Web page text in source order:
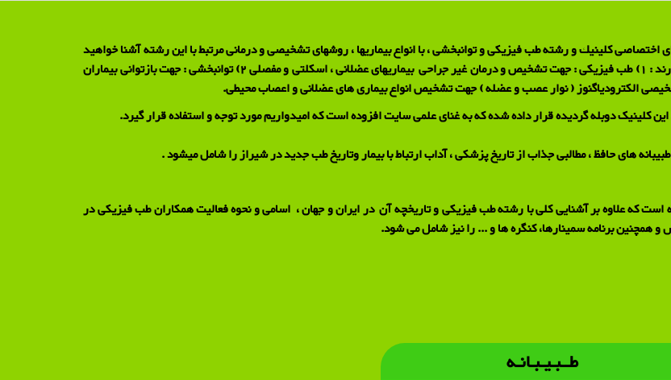
اختصاصی كلینیك و رشته طب فیزیكی و توانبخشی ، با انواع بیماریها ، روشهای تشخیصی و درمانی مرتبط با این رشته آشنا خواهید
شد .بطور کلی متخصصین طب فیزیکی و توانبخشی در سه زمینه فعالیت دارند : 1) طب فیزیکی : جهت تشخیص و درمان غیر جراحی بیماریهای عضلانی ، اسکلتی و مفصلی 2) توانبخشی : جهت بازتوانی بیماران
کلینیک دوبله گردیده قرار داده شده که به غنای علمی سایت افزوده است که امیدواریم مورد توجه و استفاده قرار گیرد.
های حافظ ، مطالبی جذاب از تاریخ پزشکی ، آداب ارتباط با بیمار وتاریخ طب جدید در شیراز را شامل میشود .
که علاوه بر آشنایی کلی با رشته طب فیزیکی و تاریخچه آن در ایران و جهان ، اسامی و نحوه فعالیت همکاران طب فیزیکی در
همچنین برنامه سمینارها، کنگره ها و ... را نیز شامل می شود.
طــبـیـبـانـه